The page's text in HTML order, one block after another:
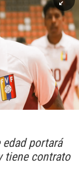
portará
tiene contrato